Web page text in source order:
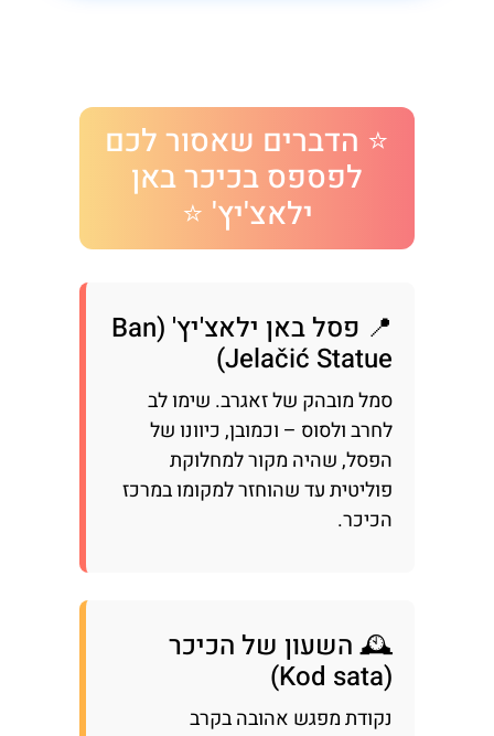
⭐ הדברים שאסור לכם
לפספס בכיכר באן
ילאצ'יץ' ⭐
📍 פסל באן ילאצ'יץ' (Ban
Jelačić Statue)
סמל מובהק של זאגרב. שימו לב
לחרב ולסוס – וכמובן, כיוונו של
הפסל, שהיה מקור למחלוקת
פוליטית עד שהוחזר למקומו במרכז
הכיכר.
🕰️ השעון של הכיכר
(Kod sata)
נקודת מפגש אהובה בקרב